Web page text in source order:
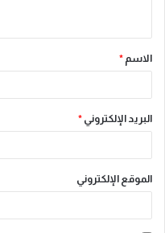
ق
*
الاسم *
البريد الإلكتروني *
الموقع الإلكتروني